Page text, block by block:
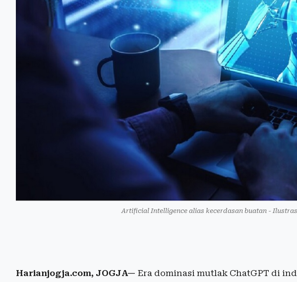
Artificial Intelligence alias kecerdasan buatan -
Harianjogja.com, JOGJA— Era dominasi mutlak ChatGPT di